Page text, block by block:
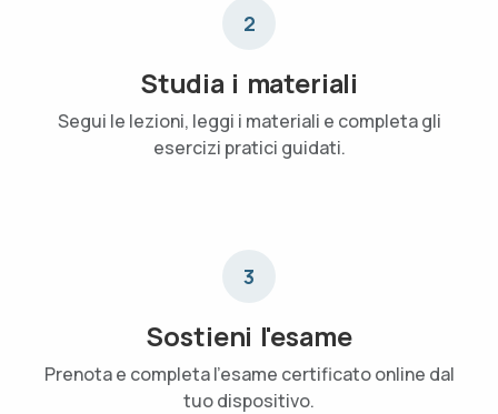
2
Studia i materiali
Segui le lezioni, leggi i materiali e completa gli
esercizi pratici guidati.
3
Sostieni l'esame
Prenota e completa l'esame certificato online dal
tuo dispositivo.